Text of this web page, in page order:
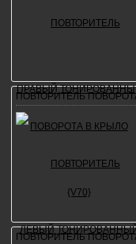
ПОВТОРИТЕЛЬ
ПОВТОРИТЕЛЬ